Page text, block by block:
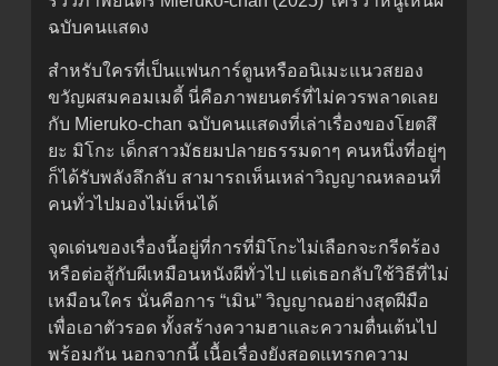
ฉบับคนแสดง
สำหรับใครที่เป็นแฟนการ์ตูนหรืออนิเมะแนวสยอง
ขวัญผสมคอมเมดี้ นี่คือภาพยนตร์ที่ไม่ควรพลาดเลย
กับ Mieruko-chan ฉบับคนแสดงที่เล่าเรื่องของโยตสึ
ยะ มิโกะ เด็กสาวมัธยมปลายธรรมดาๆ คนหนึ่งที่อยู่ๆ
ก็ได้รับพลังลึกลับ สามารถเห็นเหล่าวิญญาณหลอนที่
คนทั่วไปมองไม่เห็นได้
จุดเด่นของเรื่องนี้อยู่ที่การที่มิโกะไม่เลือกจะกรีดร้อง
หรือต่อสู้กับผีเหมือนหนังผีทั่วไป แต่เธอกลับใช้วิธีที่ไม่
เหมือนใคร นั่นคือการ “เมิน” วิญญาณอย่างสุดฝีมือ
เพื่อเอาตัวรอด ทั้งสร้างความฮาและความตื่นเต้นไป
พร้อมกัน นอกจากนี้ เนื้อเรื่องยังสอดแทรกความ